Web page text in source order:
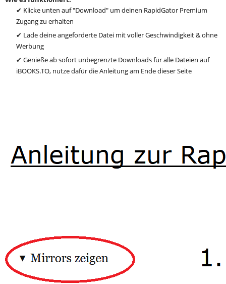
✔ Klicke unten auf "Download" um deinen RapidGator Premium
Zugang zu erhalten
✔ Lade deine angeforderte Datei mit voller Geschwindigkeit & ohne
Werbung
✔ Genieße ab sofort unbegrenzte Downloads für alle Dateien auf
iBOOKS.TO, nutze dafür die Anleitung am Ende dieser Seite